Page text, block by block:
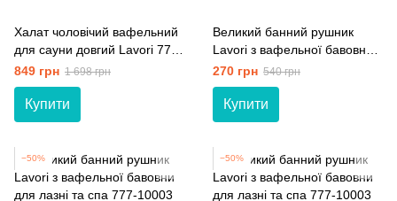
Халат чоловічий вафельний
для сауни довгий Lavori 777-
00004 бежевий 40-42 (XS)
849 грн 1 698 грн
Купити
Великий банний рушник
Lavori з вафельної бавовни
для лазні та спа 777-10003
індіго 90*147
270 грн 540 грн
Купити
−50% −50%